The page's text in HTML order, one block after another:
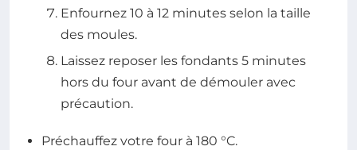
Enfournez 10 à 12 minutes selon la taille
des moules.
Laissez reposer les fondants 5 minutes
hors du four avant de démouler avec
précaution.
Préchauffez votre four à 180 °C.